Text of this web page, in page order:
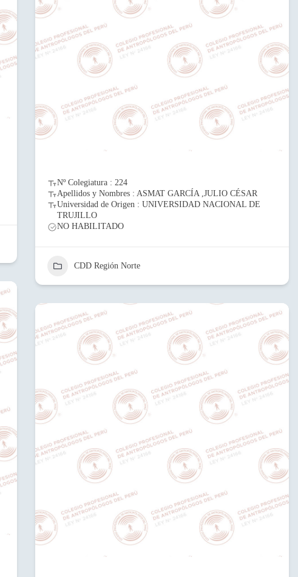
Nº Colegiatura : 224
Apellidos y Nombres : ASMAT GARCÍA ,JULIO CÉSAR
Universidad de Origen : UNIVERSIDAD NACIONAL DE
TRUJILLO
NO HABILITADO
CDD Región Norte